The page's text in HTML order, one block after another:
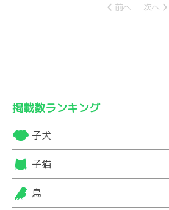
前へ 次へ
掲載数ランキング
子犬
子猫
鳥